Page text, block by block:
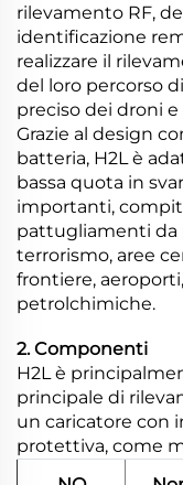
rilevamento RF,
identificazione
realizzare il
del loro percorso
preciso dei droni
Grazie al design
batteria, H2L è
bassa quota in
importanti,
pattugliamenti da
terrorismo, aree
frontiere,
petrolchimiche.
2. Componenti
H2L è
principale di
un caricatore con
protettiva, come